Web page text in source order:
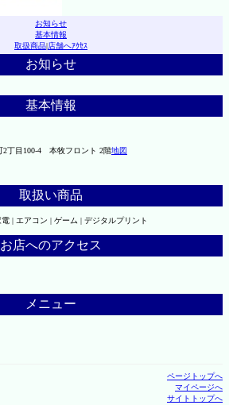
お知らせ
基本情報
取扱商品|店舗へｱｸｾｽ
お知らせ
基本情報
2丁目100-4 本牧フロント 2階地図
取扱い商品
| エアコン | ゲーム | デジタルプリント
お店へのアクセス
メニュー
ページトップへ
マイページへ
サイトトップへ